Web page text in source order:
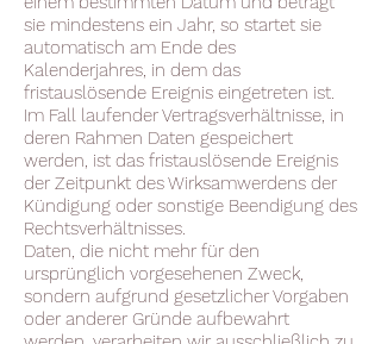
sie mindestens ein Jahr, so startet sie
automatisch am Ende des
Kalenderjahres, in dem das
fristauslösende Ereignis eingetreten ist.
Im Fall laufender Vertragsverhältnisse, in
deren Rahmen Daten gespeichert
werden, ist das fristauslösende Ereignis
der Zeitpunkt des Wirksamwerdens der
Kündigung oder sonstige Beendigung des
Rechtsverhältnisses.
Daten, die nicht mehr für den
ursprünglich vorgesehenen Zweck,
sondern aufgrund gesetzlicher Vorgaben
oder anderer Gründe aufbewahrt